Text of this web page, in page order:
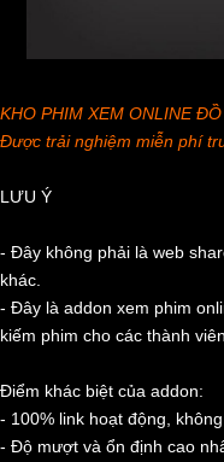
KHO PHIM XEM ONLINE
Được trải nghiệm miễn phí
LƯU Ý
- Đây không phải là web
khác.
- Đây là addon xem phim
kiếm phim cho các thành
Điểm khác biệt của addon:
- 100% link hoạt động,
- Độ mượt và ổn định cao